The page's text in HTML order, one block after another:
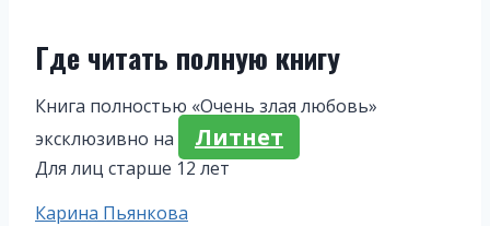
Где читать полную книгу
Книга полностью «Очень злая любовь»
эксклюзивно на
Литнет
Для лиц старше 12 лет
Метки
Карина Пьянкова